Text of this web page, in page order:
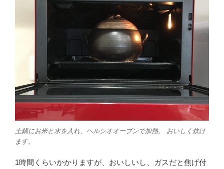
土鍋にお米と水を入れ、ヘルシオオーブンで加熱。 おいしく炊け
ます。
1時間くらいかかりますが、おいしいし、ガスだと焦げ付